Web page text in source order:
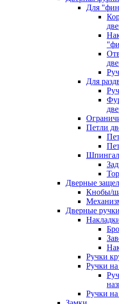
Для
Для
Петли
Дверные
Кнобы/
Дверные ручки
Ручки
Ручки
Ручки на